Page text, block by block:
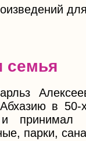
семья
в 50-
парки,